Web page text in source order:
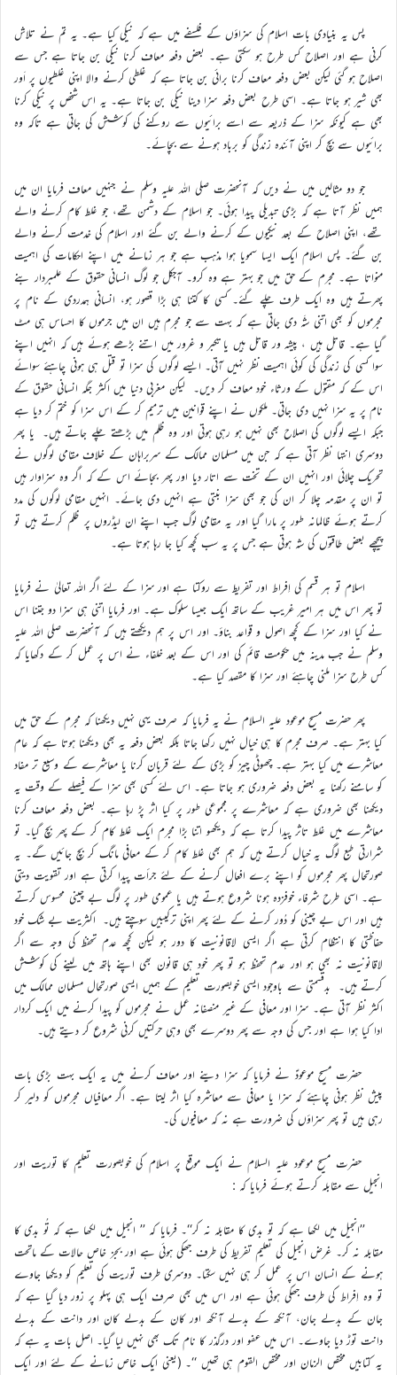
پس یہ بنیادی بات اسلام کی سزاؤں کے فلسفے میں ہے کہ نیکی کیا ہے۔ یہ تم نے تلاش
کرنی ہے اور اصلاح کس طرح ہو سکتی ہے۔ بعض دفعہ معاف کرنا نیکی بن جاتا ہے جس سے
اصلاح ہو گئی لیکن بعض دفعہ معاف کرنا برائی بن جاتا ہے کہ غلطی کرنے والا اپنی غلطیوں پر اَور
بھی شیر ہو جاتا ہے۔ اسی طرح بعض دفعہ سزا دینا نیکی بن جاتا ہے۔ یہ اس شخص پر نیکی کرنا
بھی ہے کیونکہ سزا کے ذریعہ سے اسے برائیوں سے روکنے کی کوشش کی جاتی ہے تاکہ وہ
برائیوں سے بچ کر اپنی آئندہ زندگی کو برباد ہونے سے بچائے۔
جو دو مثالیں میں نے دیں کہ آنحضرت صلی اللہ علیہ وسلم نے جنہیں معاف فرمایا ان میں
ہمیں نظر آتا ہے کہ بڑی تبدیلی پیدا ہوئی۔ جو اسلام کے دشمن تھے، جو غلط کام کرنے والے
تھے، اپنی اصلاح کے بعد نیکیوں کے کرنے والے بن گئے اور اسلام کی خدمت کرنے والے
بن گئے۔ پس اسلام ایک ایسا سمویا ہوا مذہب ہے جو ہر زمانے میں اپنے احکامات کی اہمیت
منواتا ہے۔ مجرم کے حق میں جو بہتر ہے وہ کرو۔ آجکل جو لوگ انسانی حقوق کے علمبردار بنے
پھرتے ہیں وہ ایک طرف چلے گئے۔ کسی کا کتنا ہی بڑا قصور ہو، انسانی ہمدردی کے نام پر
مجرموں کو بھی اتنی شَہ دی جاتی ہے کہ بہت سے جو مجرم ہیں ان میں جرموں کا احساس ہی مٹ
گیا ہے۔ قاتل ہیں ، پیشہ ور قاتل ہیں یا تکبر و غرور میں اتنے بڑھے ہوئے ہیں کہ انہیں اپنے
سوا کسی کی زندگی کی کوئی اہمیت نظر نہیں آتی۔ ایسے لوگوں کی سزا تو قتل ہی ہونی چاہئے سوائے
اس کے کہ مقتول کے ورثاء خود معاف کر دیں۔ لیکن مغربی دنیا میں اکثر جگہ انسانی حقوق کے
نام پر یہ سزا نہیں دی جاتی۔ ملکوں نے اپنے قوانین میں ترمیم کر کے اس سزا کو ختم کر دیا ہے
جبکہ ایسے لوگوں کی اصلاح بھی نہیں ہو رہی ہوتی اور وہ ظلم میں بڑھتے چلے جاتے ہیں۔ یا پھر
دوسری انتہا نظر آتی ہے کہ جن میں مسلمان ممالک کے سربراہان کے خلاف مقامی لوگوں نے
تحریک چلائی اور انہیں ان کے تخت سے اتار دیا اور پھر بجائے اس کے کہ اگر وہ سزاوار ہیں
تو ان پر مقدمہ چلا کر ان کی جو بھی سزا بنتی ہے انہیں دی جائے۔ انہیں مقامی لوگوں کی مدد
کرتے ہوئے ظالمانہ طور پر مارا گیا اور یہ مقامی لوگ جب اپنے ان لیڈروں پر ظلم کرتے ہیں تو
پیچھے بعض طاقتوں کی شہ ہوتی ہے جس پر یہ سب کچھ کیا جا رہا ہوتا ہے۔
اسلام تو ہر قسم کی اِفراط اور تفریط سے روکتا ہے اور سزا کے لئے اگر اللہ تعالیٰ نے فرمایا
تو پھر اس میں ہر امیر غریب کے ساتھ ایک جیسا سلوک ہے۔ اور فرمایا اتنی ہی سزا دو جتنا اس
نے کیا اور سزا کے کچھ اصول و قواعد بناؤ۔ اور اس پر ہم دیکھتے ہیں کہ آنحضرت صلی اللہ علیہ
وسلم نے جب مدینہ میں حکومت قائم کی اور اس کے بعد خلفاء نے اس پر عمل کر کے دکھایا کہ
کس طرح سزا ملنی چاہئے اور سزا کا مقصد کیا ہے۔
پھر حضرت مسیح موعود علیہ السلام نے یہ فرمایا کہ صرف یہی نہیں دیکھنا کہ مجرم کے حق میں
کیا بہتر ہے۔ صرف مجرم کا ہی خیال نہیں رکھا جاتا بلکہ بعض دفعہ یہ بھی دیکھنا ہوتا ہے کہ عام
معاشرے میں کیا بہتر ہے۔ چھوٹی چیز کو بڑی کے لئے قربان کرنا یا معاشرے کے وسیع تر مفاد
کو سامنے رکھنا یہ بعض دفعہ ضروری ہو جاتا ہے۔ اس لئے کسی بھی سزا کے فیصلے کے وقت یہ
دیکھنا بھی ضروری ہے کہ معاشرے پر مجموعی طور پر کیا اثر پڑ رہا ہے۔ بعض دفعہ معاف کرنا
معاشرے میں غلط تاثر پیدا کرتا ہے کہ دیکھو اتنا بڑا مجرم ایک غلط کام کر کے پھر بچ گیا۔ تو
شرارتی طبع لوگ یہ خیال کرتے ہیں کہ ہم بھی غلط کام کر کے معافی مانگ کر بچ جائیں گے۔ یہ
صورتحال پھر مجرموں کو اپنے برے افعال کرنے کے لئے جرأت پیدا کرتی ہے اور تقویت دیتی
ہے۔ اسی طرح شرفاء خوفزدہ ہونا شروع ہوتے ہیں یا عمومی طور پر لوگ بے چینی محسوس کرتے
ہیں اور اس بے چینی کو دُور کرنے کے لئے پھر اپنی ترکیبیں سوچتے ہیں۔ اکثریت بے شک خود
حفاظتی کا انتظام کرتی ہے اگر ایسی لاقانونیت کا دور ہو لیکن کچھ عدم تحفظ کی وجہ سے اگر
لاقانونیت نہ بھی ہو اور عدم تحفظ ہو تو پھر خود ہی قانون بھی اپنے ہاتھ میں لینے کی کوشش
کرتے ہیں۔ بدقسمتی سے باوجود ایسی خوبصورت تعلیم کے ہمیں ایسی صورتحال مسلمان ممالک میں
اکثر نظر آتی ہے۔ سزا اور معافی کے غیر منصفانہ عمل نے مجرموں کو پیدا کرنے میں ایک کردار
ادا کیا ہوا ہے اور جس کی وجہ سے پھر دوسرے بھی وہی حرکتیں کرنی شروع کر دیتے ہیں۔
حضرت مسیح موعودؑ نے فرمایا کہ سزا دینے اور معاف کرنے میں یہ ایک بہت بڑی بات
پیش نظر ہونی چاہئے کہ سزا یا معافی سے معاشرہ کیا اثر لیتا ہے۔ اگر معافیاں مجرموں کو دلیر کر
رہی ہیں تو پھر سزاؤں کی ضرورت ہے نہ کہ معافیوں کی۔
حضرت مسیح موعود علیہ السلام نے ایک موقع پر اسلام کی خوبصورت تعلیم کا توریت اور
انجیل سے مقابلہ کرتے ہوئے فرمایا کہ :
’’انجیل میں لکھا ہے کہ تو بدی کا مقابلہ نہ کر‘‘۔ فرمایا کہ ’’ انجیل میں لکھا ہے کہ تُو بدی کا
مقابلہ نہ کر۔ غرض انجیل کی تعلیم تفریط کی طرف جھکی ہوئی ہے اور بجز خاص حالات کے ماتحت
ہونے کے انسان اس پر عمل کر ہی نہیں سکتا۔ دوسری طرف توریت کی تعلیم کو دیکھا جاوے
تو وہ اِفراط کی طرف جھکی ہوئی ہے اور اس میں بھی صرف ایک ہی پہلو پر زور دیا گیا ہے کہ
جان کے بدلے جان، آنکھ کے بدلے آنکھ اور کان کے بدلے کان اور دانت کے بدلے
دانت توڑ دیا جاوے۔ اس میں عفو اور درگذر کا نام تک بھی نہیں لیا گیا۔ اصل بات یہ ہے کہ
یہ کتابیں مختص الزمان اور مختص القوم ہی تھیں ‘‘۔ (یعنی ایک خاص زمانے کے لئے اور ایک